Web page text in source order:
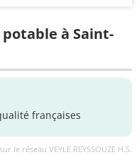
à Saint-
françaises
le réseau VEYLE REYSSOUZE H.S.